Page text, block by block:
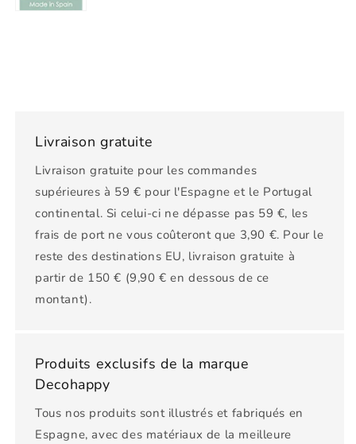
Livraison gratuite
Livraison gratuite pour les commandes
supérieures à 59 € pour l'Espagne et le Portugal
continental. Si celui-ci ne dépasse pas 59 €, les
frais de port ne vous coûteront que 3,90 €. Pour le
reste des destinations EU, livraison gratuite à
partir de 150 € (9,90 € en dessous de ce
montant).
Produits exclusifs de la marque
Decohappy
Tous nos produits sont illustrés et fabriqués en
Espagne, avec des matériaux de la meilleure